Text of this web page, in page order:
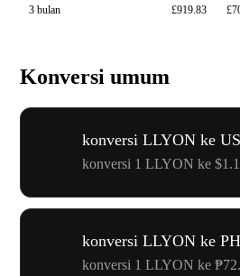
3 bulan
£919.83
Konversi umum
konversi LLYON ke
konversi 1 LLYON ke
konversi LLYON ke
konversi 1 LLYON ke